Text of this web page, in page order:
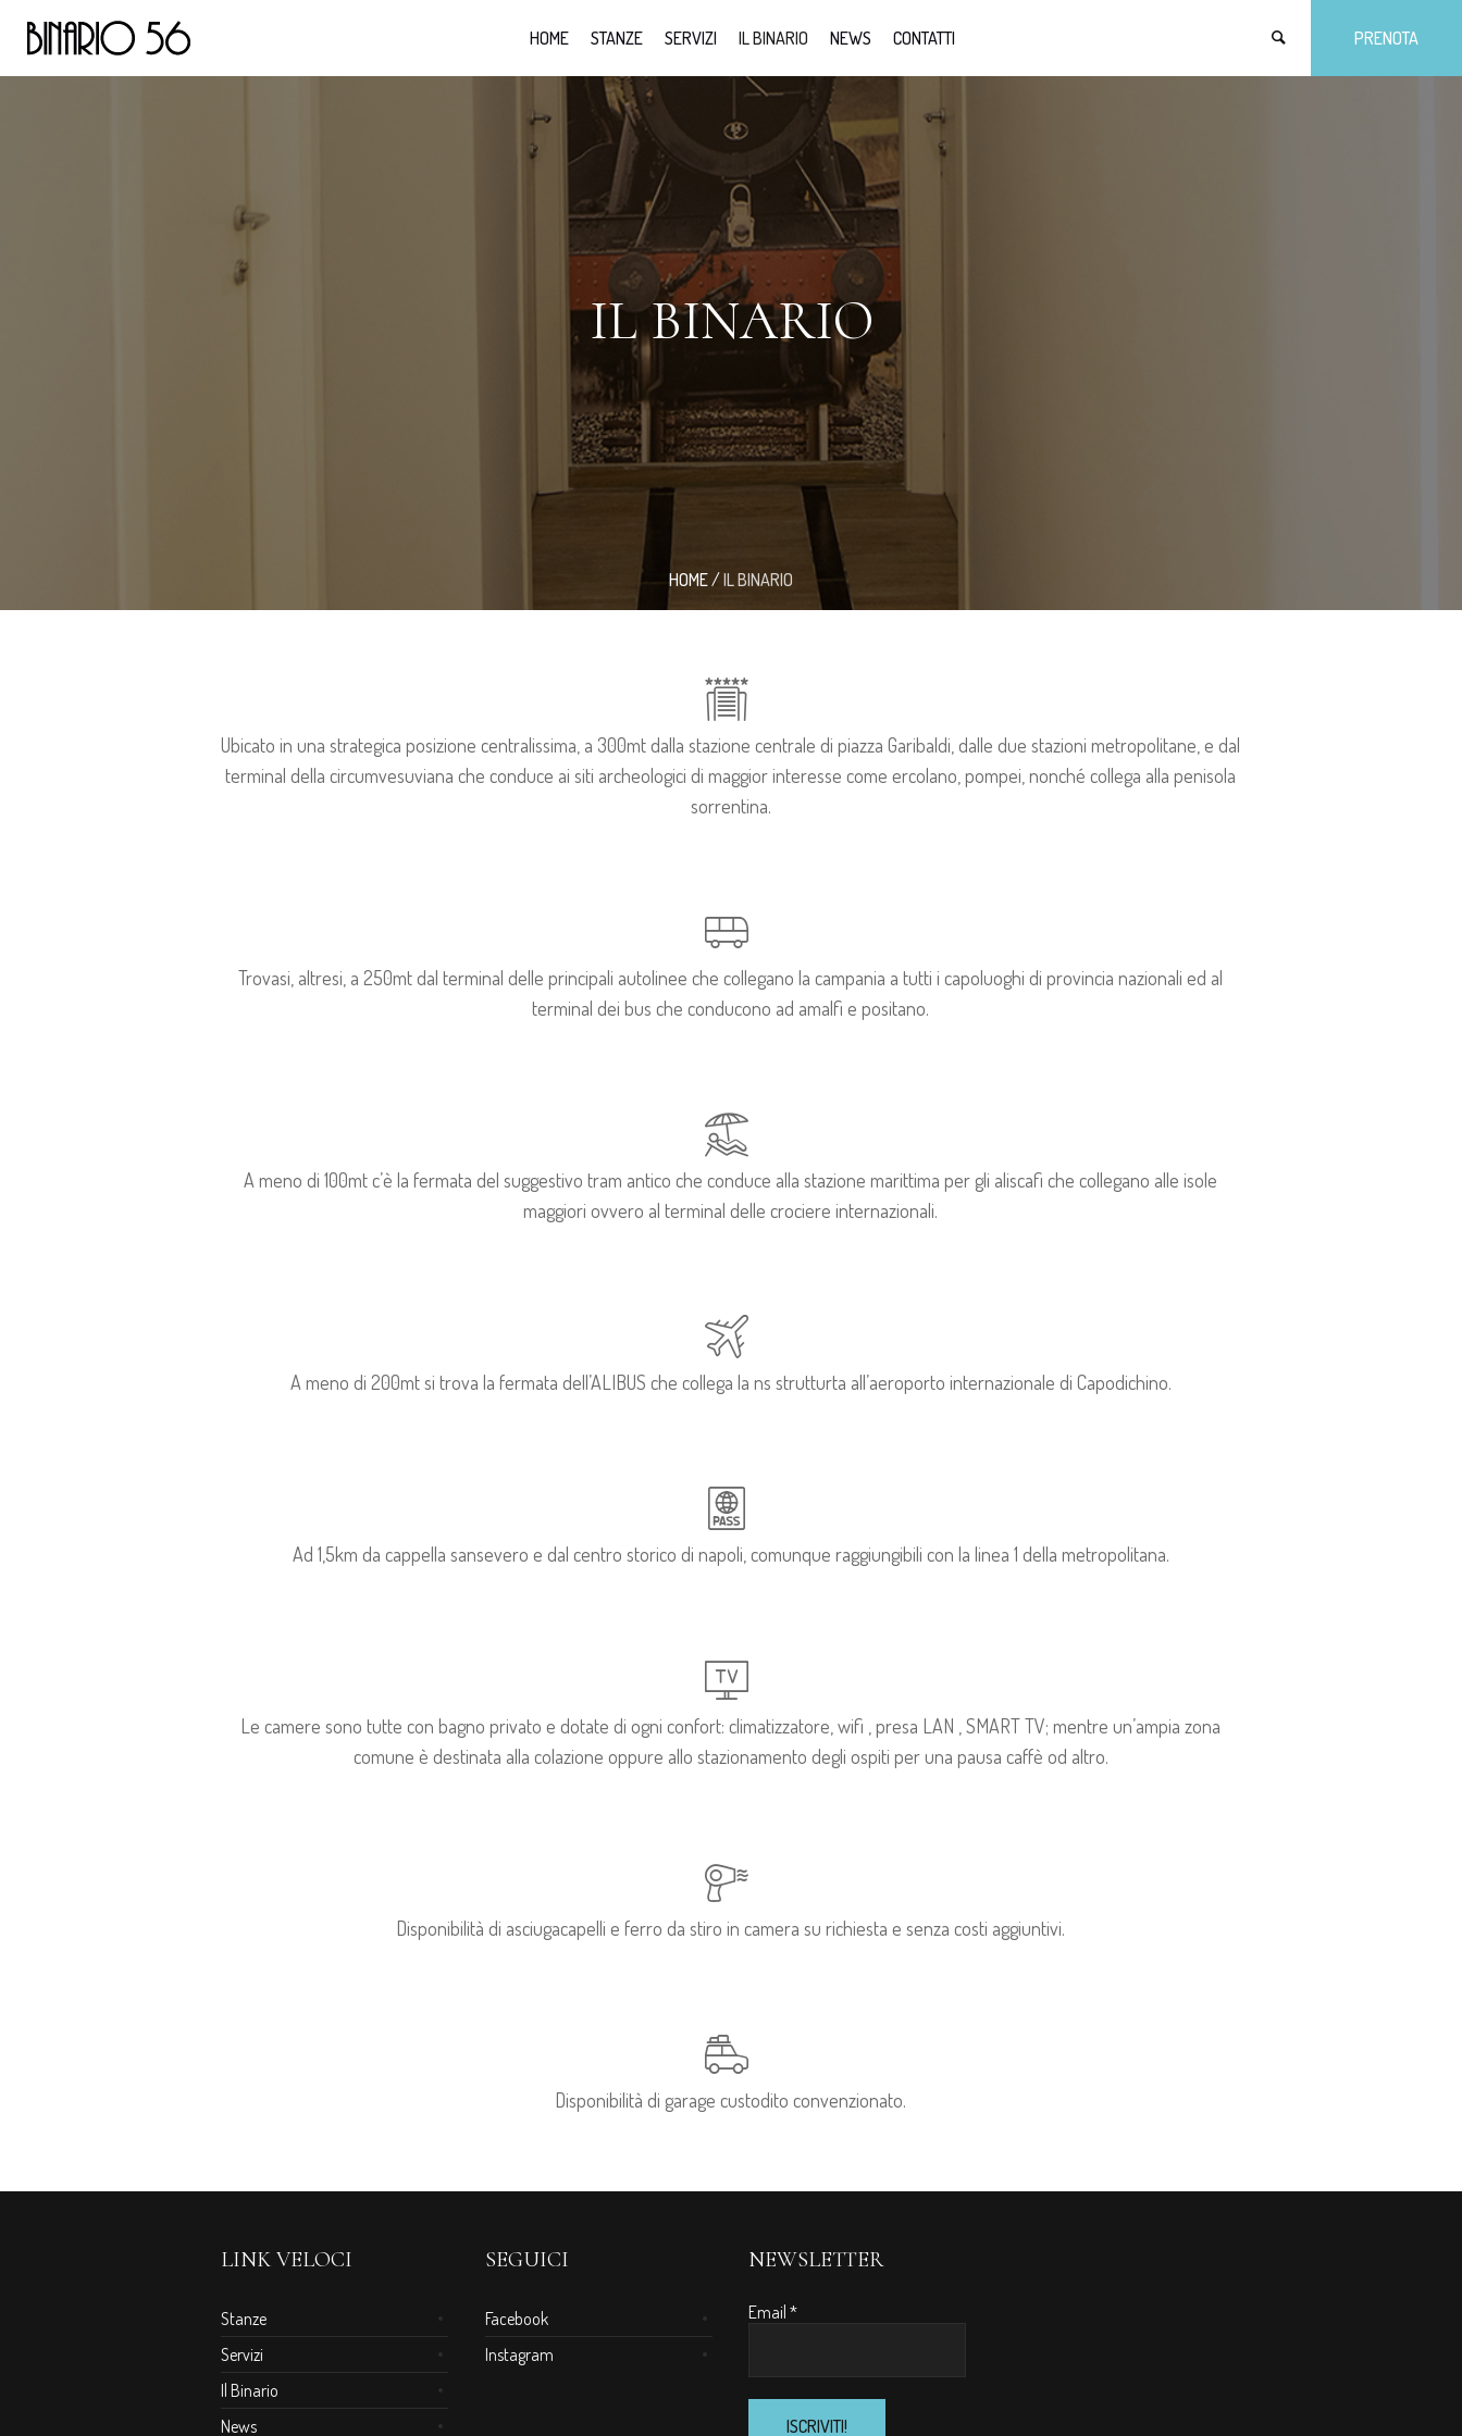
PRENOTA
HOME STANZE SERVIZI IL BINARIO NEWS CONTATTI
IL BINARIO
HOME/IL BINARIO
Ubicato in una strategica posizione centralissima, a 300mt dalla stazione centrale di piazza Garibaldi, dalle due stazioni metropolitane, e dal
terminal della circumvesuviana che conduce ai siti archeologici di maggior interesse come ercolano, pompei, nonché collega alla penisola
sorrentina.
Trovasi, altresi, a 250mt dal terminal delle principali autolinee che collegano la campania a tutti i capoluoghi di provincia nazionali ed al
terminal dei bus che conducono ad amalfi e positano.
A meno di 100mt c’è la fermata del suggestivo tram antico che conduce alla stazione marittima per gli aliscafi che collegano alle isole
maggiori ovvero al terminal delle crociere internazionali.
A meno di 200mt si trova la fermata dell’ALIBUS che collega la ns strutturta all’aeroporto internazionale di Capodichino.
Ad 1,5km da cappella sansevero e dal centro storico di napoli, comunque raggiungibili con la linea 1 della metropolitana.
Le camere sono tutte con bagno privato e dotate di ogni confort: climatizzatore, wifi , presa LAN , SMART TV; mentre un’ampia zona
comune è destinata alla colazione oppure allo stazionamento degli ospiti per una pausa caffè od altro.
Disponibilità di asciugacapelli e ferro da stiro in camera su richiesta e senza costi aggiuntivi.
Disponibilità di garage custodito convenzionato.
LINK VELOCI
Stanze
Servizi
Il Binario
News
SEGUICI
Facebook
Instagram
NEWSLETTER
Email*